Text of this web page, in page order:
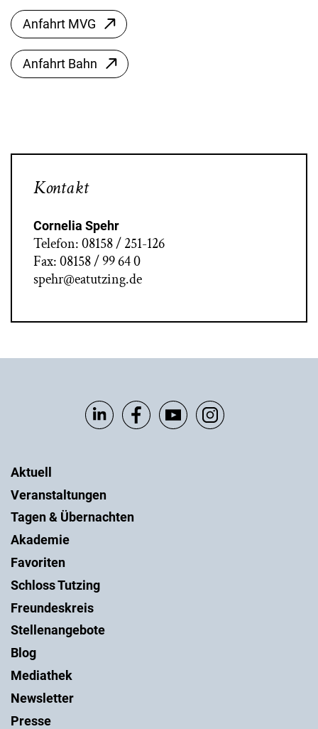
Anfahrt MVG
Anfahrt Bahn
Kontakt
Cornelia Spehr
Telefon: 08158 / 251-126
Fax: 08158 / 99 64 0
spehr@eatutzing.de
Aktuell
Veranstaltungen
Tagen & Übernachten
Akademie
Favoriten
Schloss Tutzing
Freundeskreis
Stellenangebote
Blog
Mediathek
Newsletter
Presse